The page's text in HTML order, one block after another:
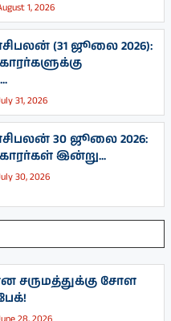
1, 2026
(31 ஜூலை 2026):
31, 2026
30 ஜூலை 2026:
இன்று...
30, 2026
சோள